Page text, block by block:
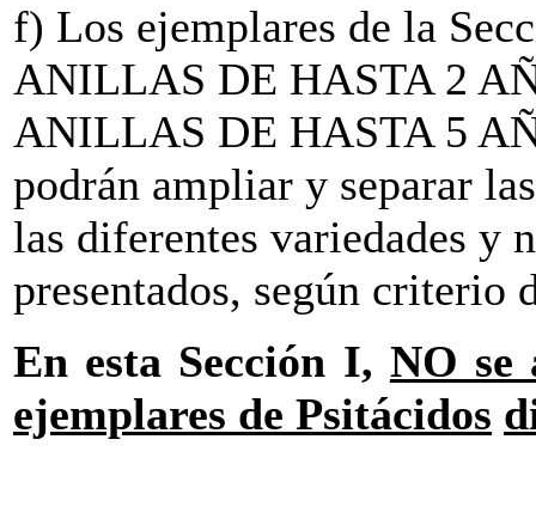
f) Los ejemplares de la
ANILLAS DE HASTA 2
ANILLAS DE HASTA 5
podrán ampliar y separar
las diferentes variedades y
presentados, según criterio
En esta Sección I, NO se
ejemplares de Psitácidos